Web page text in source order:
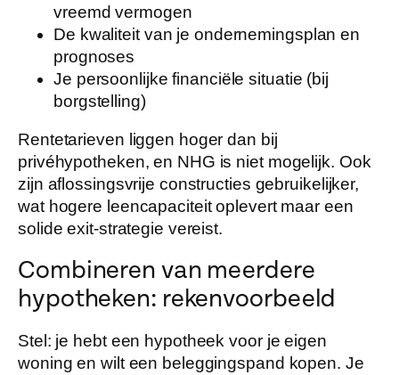
vreemd vermogen
De kwaliteit van je ondernemingsplan en
prognoses
Je persoonlijke financiële situatie (bij
borgstelling)
Rentetarieven liggen hoger dan bij
privéhypotheken, en NHG is niet mogelijk. Ook
zijn aflossingsvrije constructies gebruikelijker,
wat hogere leencapaciteit oplevert maar een
solide exit-strategie vereist.
Combineren van meerdere
hypotheken: rekenvoorbeeld
Stel: je hebt een hypotheek voor je eigen
woning en wilt een beleggingspand kopen. Je